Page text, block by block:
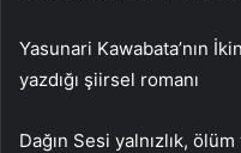
Yasunari Kawabata’nın
yazdığı şiirsel romanı
Dağın Sesi yalnızlık,